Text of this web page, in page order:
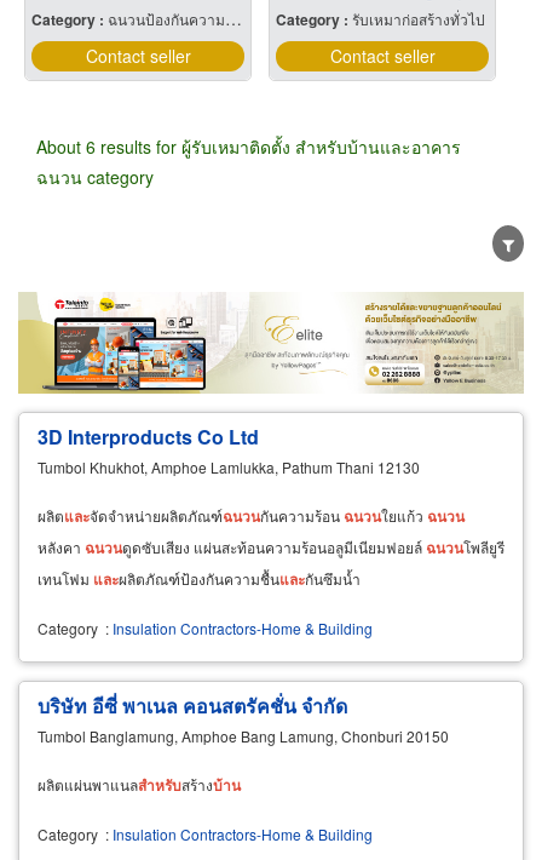
Category : ฉนวนป้องกันความร้อนและความเย็น
Contact seller
Category : รับเหมาก่อสร้างทั่วไป
Contact seller
About 6 results for ผู้รับเหมาติดตั้ง สำหรับบ้านและอาคาร
ฉนวน category
Wholesale Retail Manufacturer
Dealer
Exporter/Importer
Service Business
3D Interproducts Co Ltd
Tumbol Khukhot, Amphoe Lamlukka, Pathum Thani 12130
ผลิตและจัดจำหน่ายผลิตภัณฑ์ฉนวนกันความร้อน ฉนวนใยแก้ว ฉนวน
หลังคา ฉนวนดูดซับเสียง แผ่นสะท้อนความร้อนอลูมีเนียมฟอยล์ ฉนวนโพลียูรี
เทนโฟม และผลิตภัณฑ์ป้องกันความชื้นและกันซึมน้ำ
Category : Insulation Contractors-Home & Building
บริษัท อีซี่ พาเนล คอนสตรัคชั่น จำกัด
Tumbol Banglamung, Amphoe Bang Lamung, Chonburi 20150
ผลิตแผ่นพาแนลสำหรับสร้างบ้าน
Category : Insulation Contractors-Home & Building